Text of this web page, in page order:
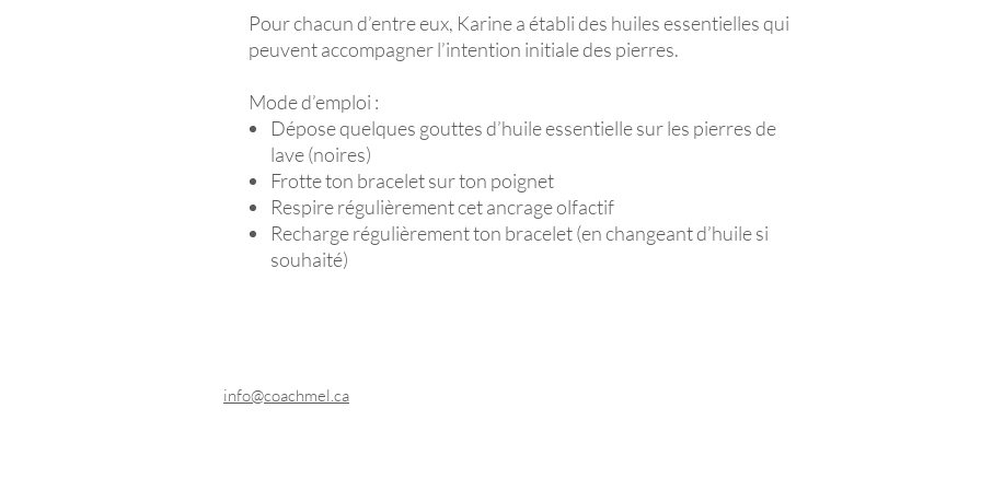
Pour chacun d’entre eux, Karine a établi des huiles essentielles qui
peuvent accompagner l’intention initiale des pierres.
Mode d’emploi :
Dépose quelques gouttes d’huile essentielle sur les pierres de
lave (noires)
Frotte ton bracelet sur ton poignet
Respire régulièrement cet ancrage olfactif
Recharge régulièrement ton bracelet (en changeant d’huile si
souhaité)
info@coachmel.ca